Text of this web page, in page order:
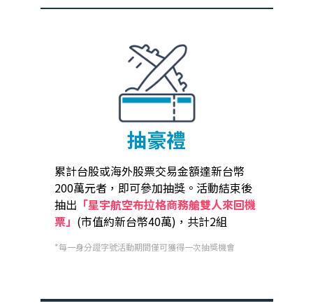
抽豪禮
累計台股或海外股票交易金額達新台幣
200萬元者，即可參加抽獎。活動結束後
抽出 「星宇航空布拉格商務艙雙人來回機
票」 (市值約新台幣40萬)，共計2組
*每一身分證字號活動期間僅可獲得一次抽獎機會